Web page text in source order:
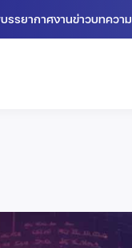
รรยากาศงานข่าวบทความ